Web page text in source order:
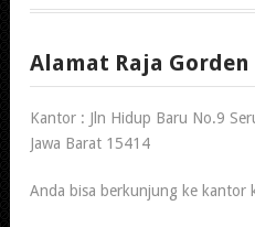
Alamat Raja Gorden
Kantor : Jln Hidup Baru No.9
Jawa Barat 15414
Anda bisa berkunjung ke kantor